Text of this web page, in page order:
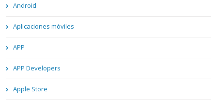
Android
Aplicaciones móviles
APP
APP Developers
Apple Store